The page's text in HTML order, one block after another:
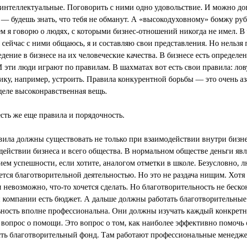
Поговорить с ними одно удовольствие. И можно
будешь знать, что тебя не обманут. А «высокодуховному» бомжу
я говорю о людях, с которыми бизнес-отношений никогда не имел. В
сейчас с ними общаюсь, я и составляю свои представления. Но нельзя
в бизнесе на их человеческие качества. В бизнесе есть
люди играют по правилам. В шахматах вот есть свои правила:
например, устроить. Правила конкурентной борьбы — это очень
высоконравственная вещь.
же еще правила и порядочность.
должны существовать не только при взаимодействии внутри
бизнеса и всего общества. В нормальном обществе деньги
успешности, если хотите, аналогом отметки в школе. Безусловно,
благотворительной деятельностью. Но это не раздача нищим. Хотя
что-то хочется сделать. Но благотворительность не
компании есть бюджет. А дальше должны работать
вполне профессиональна. Они должны изучать каждый
о помощи. Это вопрос о том, как наиболее эффективно помочь
благотворительный фонд. Там работают профессиональные